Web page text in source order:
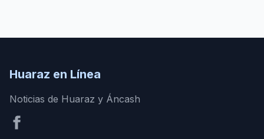
Huaraz en Línea
Noticias de Huaraz y Áncash